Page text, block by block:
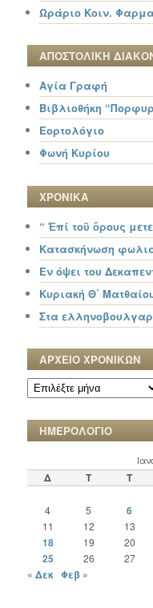
Ωράριο Κοιν.
ΑΠΟΣΤΟΛΙΚΗ
Αγία Γραφή
Βιβλιοθήκη
Εορτολόγιο
Φωνή Κυρίου
ΧΡΟΝΙΚΑ
“ Ἐπί τοῦ ὄρους
Κατασκήνωση
Εν όψει του
Κυριακή Θ΄
Στα
ΑΡΧΕΙΟ ΧΡΟΝΙΚΩΝ
ΑΡΧΕΙΟ
ΧΡΟΝΙΚΩΝ
ΗΜΕΡΟΛΟΓΙΟ
Δ Τ Τ
4 5 6
11 12 13
18
19 20
25
26 27
« Δεκ Φεβ »